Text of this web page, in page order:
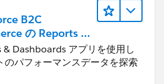
B2C
の Reports &
& Dashboards アプリを使用し
のパフォーマンスデータを探索